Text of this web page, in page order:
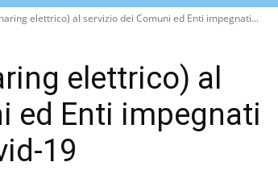
elettrico) al servizio dei Comuni ed Enti impegnati...
elettrico) al
ed Enti impegnati
19